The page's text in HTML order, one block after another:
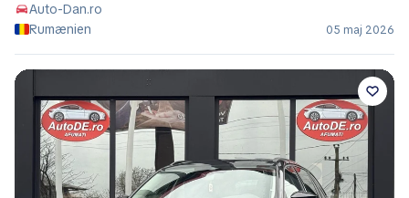
Auto-Dan.ro
Rumænien
05 maj 2026